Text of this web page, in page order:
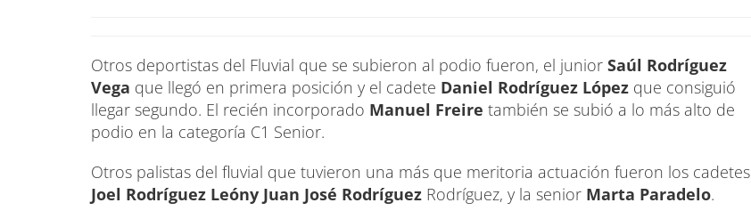
Otros deportistas del Fluvial que se subieron al podio fueron, el junior Saúl Rodríguez
Vega que llegó en primera posición y el cadete Daniel Rodríguez López que consiguió
llegar segundo. El recién incorporado Manuel Freire también se subió a lo más alto de
podio en la categoría C1 Senior.
Otros palistas del fluvial que tuvieron una más que meritoria actuación fueron los cadetes
Joel Rodríguez Leóny Juan José Rodríguez Rodríguez, y la senior Marta Paradelo.